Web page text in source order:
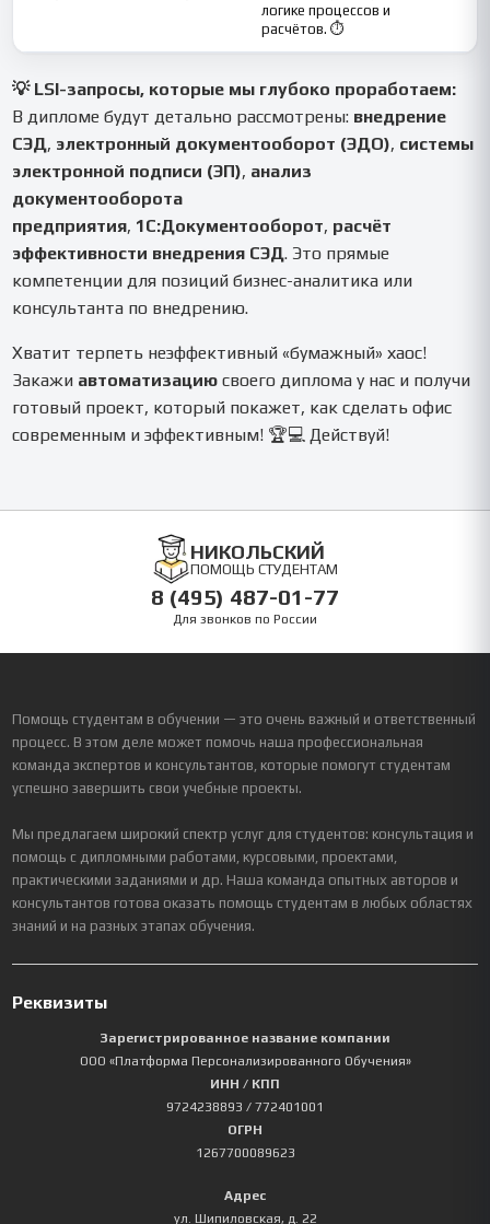
логике процессов и
расчётов. ⏱️
💡 LSI-запросы, которые мы глубоко проработаем:
В дипломе будут детально рассмотрены: внедрение
СЭД, электронный документооборот (ЭДО), системы
электронной подписи (ЭП), анализ
документооборота
предприятия, 1С:Документооборот, расчёт
эффективности внедрения СЭД. Это прямые
компетенции для позиций бизнес-аналитика или
консультанта по внедрению.
Хватит терпеть неэффективный «бумажный» хаос!
Закажи автоматизацию своего диплома у нас и получи
готовый проект, который покажет, как сделать офис
современным и эффективным! 🏆💻 Действуй!
НИКОЛЬСКИЙ
ПОМОЩЬ СТУДЕНТАМ
8 (495) 487-01-77
Для звонков по России
Помощь студентам в обучении — это очень важный и ответственный
процесс. В этом деле может помочь наша профессиональная
команда экспертов и консультантов, которые помогут студентам
успешно завершить свои учебные проекты.
Мы предлагаем широкий спектр услуг для студентов: консультация и
помощь с дипломными работами, курсовыми, проектами,
практическими заданиями и др. Наша команда опытных авторов и
консультантов готова оказать помощь студентам в любых областях
знаний и на разных этапах обучения.
Реквизиты
Зарегистрированное название компании
ООО «Платформа Персонализированного Обучения»
ИНН / КПП
9724238893 / 772401001
ОГРН
1267700089623
Адрес
ул. Шипиловская, д. 22